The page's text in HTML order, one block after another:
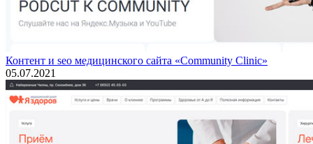
Контент и seo медицинского сайта «Community Clinic»
05.07.2021